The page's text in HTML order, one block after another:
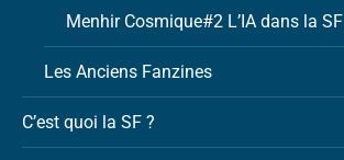
Menhir Cosmique#2 L’IA dans la SF
Les Anciens Fanzines
C’est quoi la SF ?